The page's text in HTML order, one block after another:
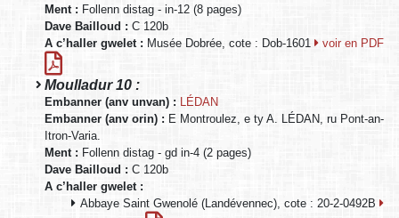
Ment : Follenn distag - in-12 (8 pages)
Dave Bailloud : C 120b
A c’haller gwelet : Musée Dobrée, cote : Dob-1601 voir en PDF
Moulladur 10 :
Embanner (anv unvan) : LÉDAN
Embanner (anv orin) : E Montroulez, e ty A. LÉDAN, ru Pont-an-
Itron-Varia.
Ment : Follenn distag - gd in-4 (2 pages)
Dave Bailloud : C 120b
A c’haller gwelet :
Abbaye Saint Gwenolé (Landévennec), cote : 20-2-0492B